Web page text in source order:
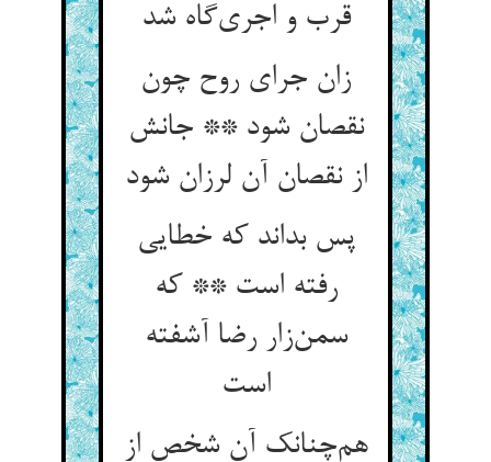
قرب و اجری‌گاه شد
زان جرای روح چون
نقصان شود ** جانش
از نقصان آن لرزان شود
پس بداند که خطایی
رفته است ** که
سمن‌زار رضا آشفته
است
هم‌چنانک آن شخص از